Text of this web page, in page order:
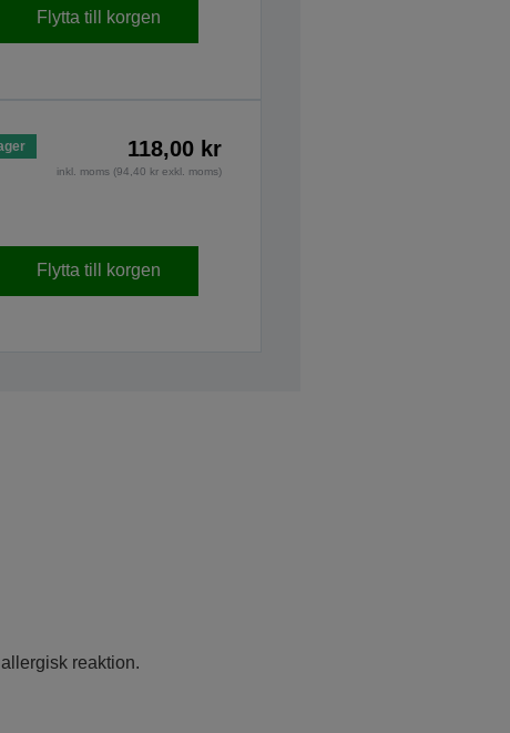
Flytta till korgen
118,00 kr
inkl. moms (94,40 kr exkl. moms)
Flytta till korgen
reaktion.